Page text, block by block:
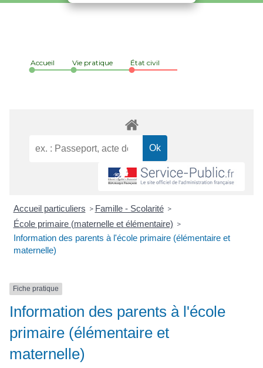
Accueil Vie pratique État civil
Accueil particuliers > Famille - Scolarité >
École primaire (maternelle et élémentaire) >
Information des parents à l'école primaire (élémentaire et
maternelle)
Fiche pratique
Information des parents à l'école
primaire (élémentaire et
maternelle)